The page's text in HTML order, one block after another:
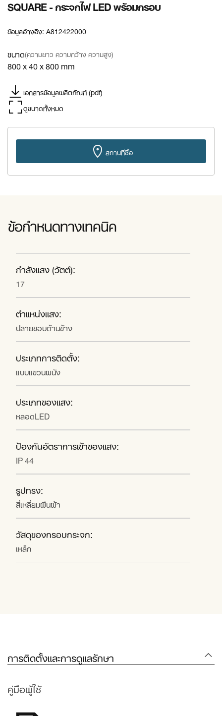
SQUARE - กระจกไฟ LED พร้อมกรอบ
ข้อมูลอ้างอิง:A812422000
ขนาด(ความยาว ความกว้าง ความสูง)
800 x 40 x 800 mm
เอกสารข้อมูลผลิตภัณฑ์ (pdf)
ดูขนาดทั้งหมด
สถานที่ซื้อ
ข้อกำหนดทางเทคนิค
กำลังแสง (วัตต์):
17
ตำแหน่งแสง:
ปลายขอบด้านข้าง
ประเภทการติดตั้ง:
แบบแขวนผนัง
ประเภทของแสง:
หลอดLED
ป้องกันอัตราการเข้าของแสง:
IP 44
รูปทรง:
สี่เหลี่ยมผืนผ้า
วัสดุของกรอบกระจก:
เหล็ก
การติดตั้งและการดูแลรักษา
คู่มือผู้ใช้